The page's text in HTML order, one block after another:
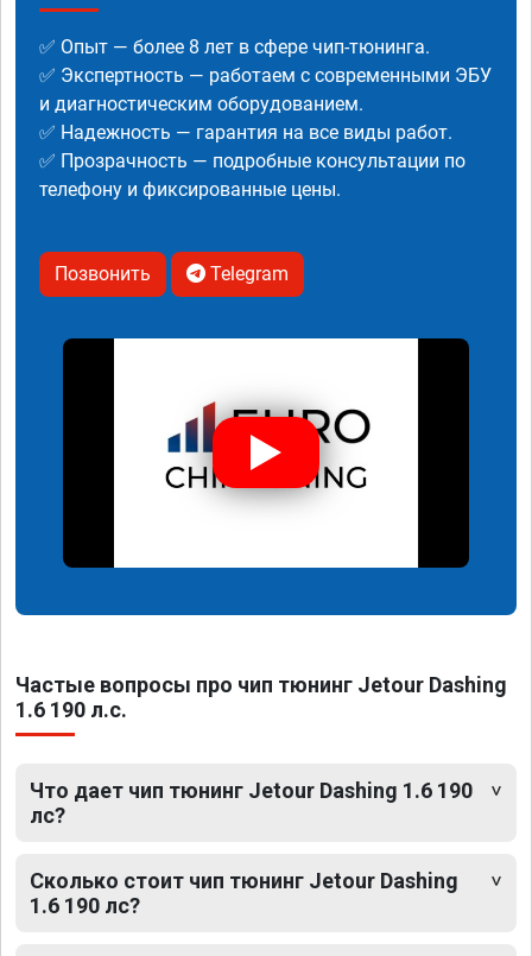
✅ Опыт — более 8 лет в сфере чип-тюнинга.
✅ Экспертность — работаем с современными ЭБУ
и диагностическим оборудованием.
✅ Надежность — гарантия на все виды работ.
✅ Прозрачность — подробные консультации по
телефону и фиксированные цены.
Позвонить Telegram
Частые вопросы про чип тюнинг Jetour Dashing
1.6 190 л.с.
Что дает чип тюнинг Jetour Dashing 1.6 190
лс?
Сколько стоит чип тюнинг Jetour Dashing
1.6 190 лс?